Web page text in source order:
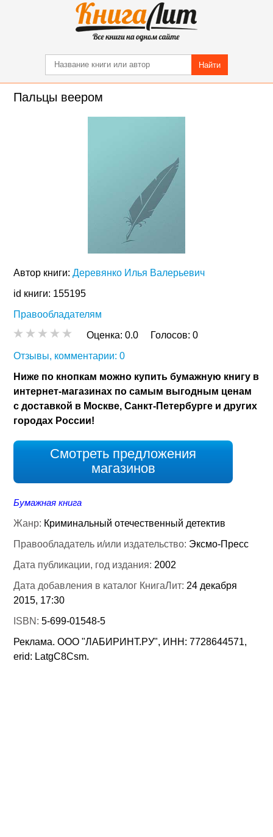
Найти
Пальцы веером
Автор книги:Деревянко Илья Валерьевич
id книги: 155195
Правообладателям
Оценка:0.0 Голосов:0
Отзывы, комментарии: 0
Ниже по кнопкам можно купить бумажную книгу в
интернет-магазинах по самым выгодным ценам
с доставкой в Москве, Санкт-Петербурге и других
городах России!
Смотреть предложения
магазинов
Бумажная книга
Жанр: Криминальный отечественный детектив
Правообладатель и/или издательство: Эксмо-Пресс
Дата публикации, год издания: 2002
Дата добавления в каталог КнигаЛит: 24 декабря
2015, 17:30
ISBN:5-699-01548-5
Реклама. ООО "ЛАБИРИНТ.РУ", ИНН: 7728644571,
erid: LatgC8Csm.